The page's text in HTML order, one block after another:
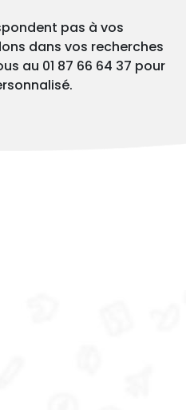
pas à vos
dans vos recherches
au 01 87 66 64 37 pour